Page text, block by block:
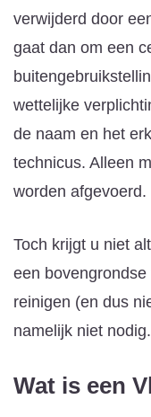
verwijderd door
gaat dan om een
wettelijke
de naam en het
technicus. Alleen
worden afgevoerd.
Toch krijgt u niet
een
reinigen (en dus
namelijk niet nodig.
Wat is een